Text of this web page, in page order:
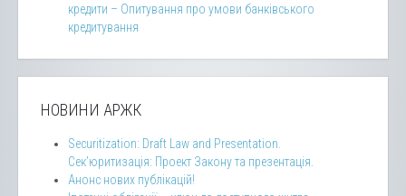
кредити – Опитування про умови банківського
кредитування
НОВИНИ АРЖК
Securitization: Draft Law and Presentation.
Сек’юритизація: Проект Закону та презентація.
Анонс нових публікацій!